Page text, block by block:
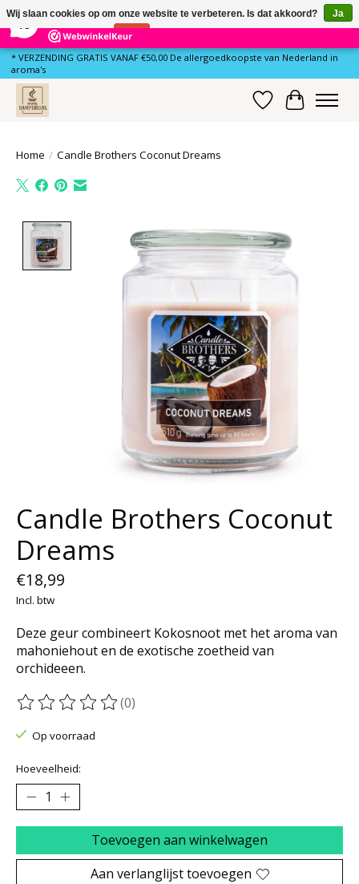
81 Reviews ×
* VERZENDING GRATIS VANAF €50,00 De allergoedkoopste van Nederland in
aroma's
Verlanglijst
Home / Candle Brothers Coconut Dreams
Product image slideshow Items
Candle Brothers Coconut
Dreams
€18,99
Incl. btw
Deze geur combineert Kokosnoot met het aroma van
mahoniehout en de exotische zoetheid van
orchideeen.
De beoordeling van dit product is
(0)
Op voorraad
Hoeveelheid:
Toevoegen aan winkelwagen
Aan verlanglijst toevoegen
Wij slaan cookies op om onze website te verbeteren. Is dat akkoord?
Ja
Nee